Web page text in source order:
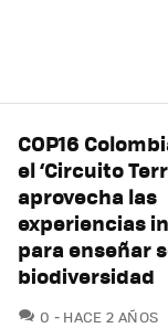
COP16
el ‘Circuito
aprovecha las
experiencias
para enseñar
biodiversidad
0 COMENTARIOS
HACE 2 AÑOS